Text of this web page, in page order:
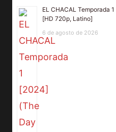
EL CHACAL Temporada
[HD 720p, Latino]
6 de agosto de 2026